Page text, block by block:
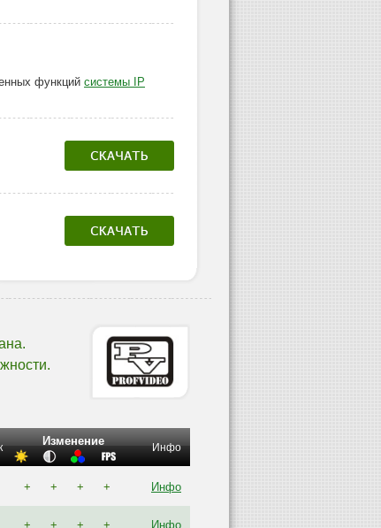
функций системы IP
Изменение Инфо
+ + + + Инфо
+ + + + Инфо